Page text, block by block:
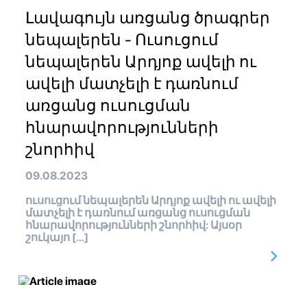
Լավագույն առցանց ծրագրեր
նեպալերեն - Ուսուցում
նեպալերեն Արդյոք ավելի ու
ավելի մատչելի է դառնում
առցանց ուսուցման
հնարավորությունների
շնորհիվ
09.08.2023
ուսուցում նեպալերեն Արդյոք ավելի ու ավելի
մատչելի է դառնում առցանց ուսուցման
հնարավորությունների շնորհիվ: Այսօր
շուկայո […]